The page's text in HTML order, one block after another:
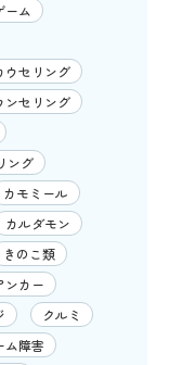
ーム
ウセリング
ンセリング
ング
カモミール
カルダモン
きのこ類
ンカー
クルミ
ム障害